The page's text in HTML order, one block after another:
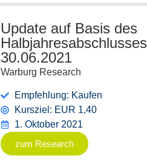
Update auf Basis des
30.06.2021
Warburg Research
Empfehlung: Kaufen
Kursziel: EUR 1,40
1. Oktober 2021
zum Research